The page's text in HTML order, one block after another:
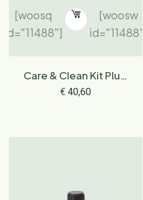
[woosq
id="11488"]
[woosw
id="11488"]
Care & Clean Kit Plus,
voor iMOW®
€40,60